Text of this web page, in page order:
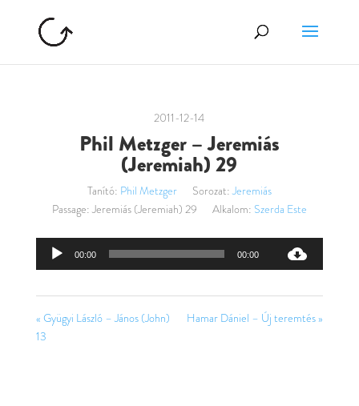
2011-12-14
Phil Metzger – Jeremiás
(Jeremiah) 29
Tanító: Phil Metzger Sorozat:Jeremiás
Passage: Jeremiás (Jeremiah) 29 Alkalom: Szerda Este
Audió
00:00 00:00
« Gyügyi László – János (John)
13
Hamar Dániel – Új teremtés »